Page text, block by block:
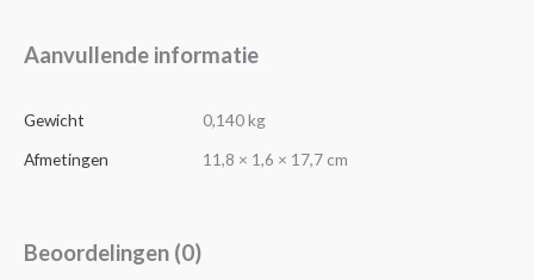
Aanvullende informatie
Gewicht
0,140 kg
Afmetingen
11,8 × 1,6 × 17,7 cm
Beoordelingen (0)